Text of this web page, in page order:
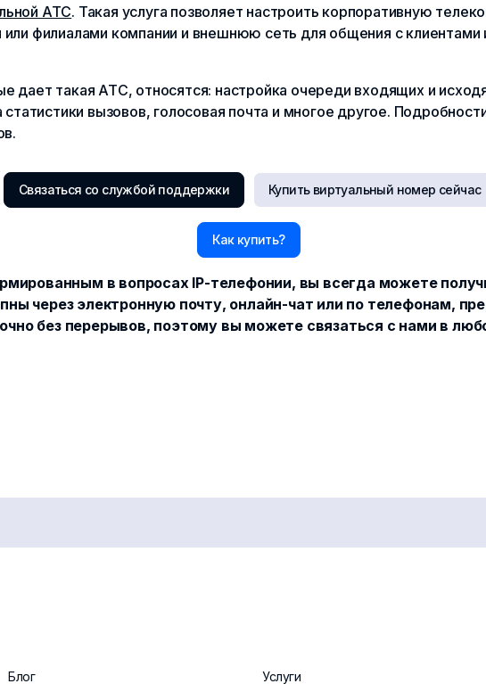
АТС. Такая услуга позволяет настроить корпоративную
филиалами компании и внешнюю сеть для общения с клиентами
дает такая АТС, относятся: настройка очереди входящих и
статистики вызовов, голосовая почта и многое другое.
Связаться со службой поддержки Купить виртуальный номер сейчас
Как купить?
в вопросах IP-телефонии, вы всегда можете
через электронную почту, онлайн-чат или по телефонам,
без перерывов, поэтому вы можете связаться с нами в
Блог Услуги